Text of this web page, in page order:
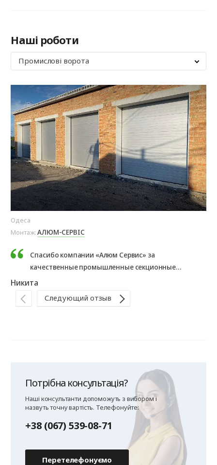
Наші роботи
Промислові ворота
Одеса
Монтаж:АЛЮМ-СЕРВІС
Спасибо компании «Алюм Сервис» за
качественные промышленные секционные
Никита
Следующий отзыв
Потрібна консультація?
Наші консультанти допоможуть з вибором і
назвуть точну вартість. Телефонуйте:
+38 (067) 539-08-71
Перетелефонуємо